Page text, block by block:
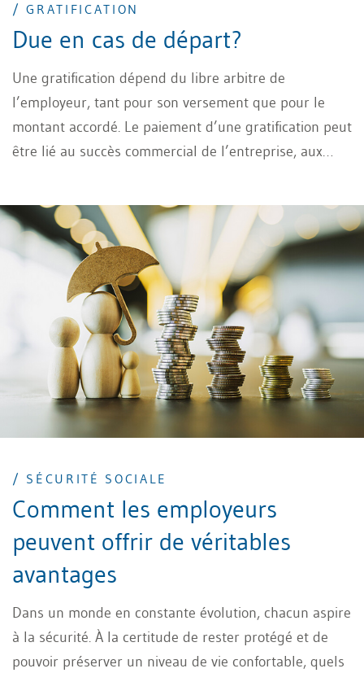
/ GRATIFICATION
Due en cas de départ?
Une gratification dépend du libre arbitre de
l’employeur, tant pour son versement que pour le
montant accordé. Le paiement d’une gratification peut
être lié au succès commercial de l’entreprise, aux
alors les règles applicables en cas de résiliation du
contrat ?
/ SÉCURITÉ SOCIALE
Comment les employeurs
peuvent offrir de véritables
avantages
Dans un monde en constante évolution, chacun aspire
à la sécurité. À la certitude de rester protégé et de
pouvoir préserver un niveau de vie confortable, quels